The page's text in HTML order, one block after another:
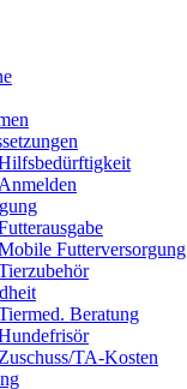
Anmelden
Futterversorgung
Beratung
Zuschuss/TA-Kosten